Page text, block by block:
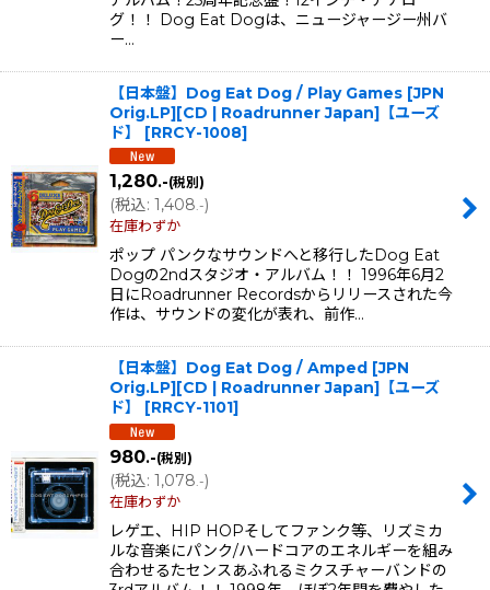
グ！！ Dog Eat Dogは、ニュージャージー州バ
ー…
【日本盤】Dog Eat Dog / Play Games [JPN
Orig.LP][CD | Roadrunner Japan]【ユーズ
ド】
[RRCY-1008]
1,280.-(税別)
(税込: 1,408.-)
在庫わずか
ポップ パンクなサウンドへと移行したDog Eat
Dogの2ndスタジオ・アルバム！！ 1996年6月2
日にRoadrunner Recordsからリリースされた今
作は、サウンドの変化が表れ、前作…
【日本盤】Dog Eat Dog / Amped [JPN
Orig.LP][CD | Roadrunner Japan]【ユーズ
ド】
[RRCY-1101]
980.-(税別)
(税込: 1,078 .-)
在庫わずか
レゲエ、HIP HOPそしてファンク等、リズミカ
ルな音楽にパンク/ハードコアのエネルギーを組み
合わせるたセンスあふれるミクスチャーバンドの